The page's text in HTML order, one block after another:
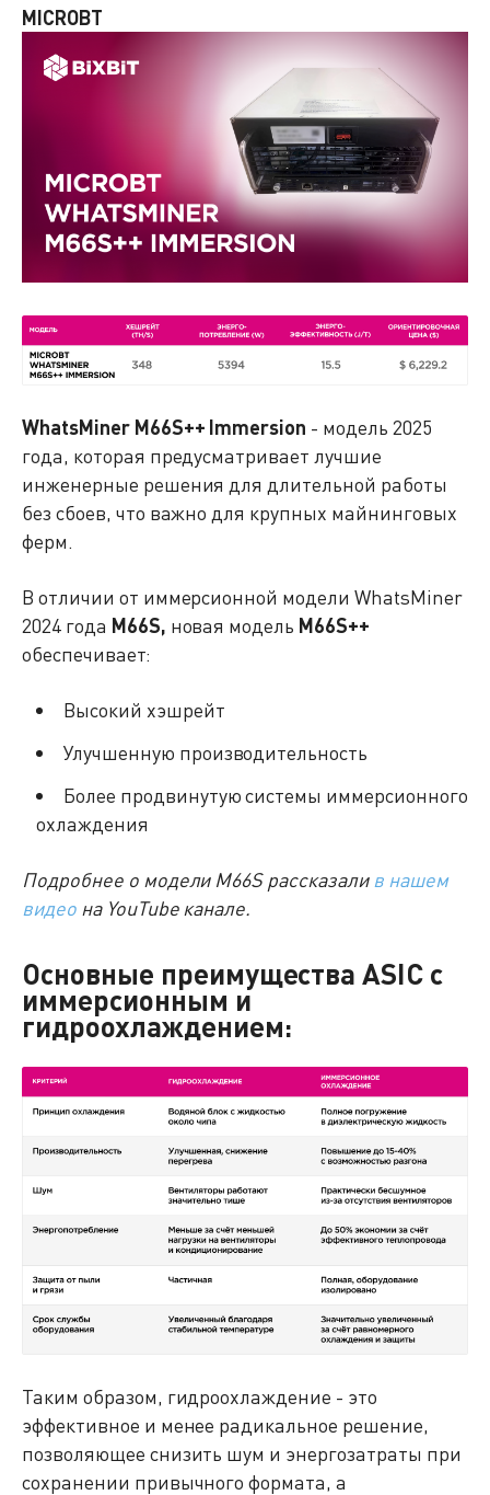
MICROBT
WhatsMiner M66S++ Immersion - модель 2025
года, которая предусматривает лучшие
инженерные решения для длительной работы
без сбоев, что важно для крупных майнинговых
ферм.
В отличии от иммерсионной модели WhatsMiner
2024 года M66S, новая модель M66S++
обеспечивает:
Высокий хэшрейт
Улучшенную производительность
Более продвинутую системы иммерсионного
охлаждения
Подробнее о модели M66S рассказали в нашем
видеона YouTube канале.
Основные преимущества ASIC с
иммерсионным и
гидроохлаждением:
Таким образом, гидроохлаждение - это
эффективное и менее радикальное решение,
позволяющее снизить шум и энергозатраты при
сохранении привычного формата, а